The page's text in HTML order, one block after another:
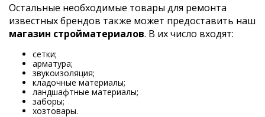
Остальные необходимые товары для ремонта
известных брендов также может предоставить наш
магазин стройматериалов. В их число входят:
сетки;
арматура;
звукоизоляция;
кладочные материалы;
ландшафтные материалы;
заборы;
хозтовары.